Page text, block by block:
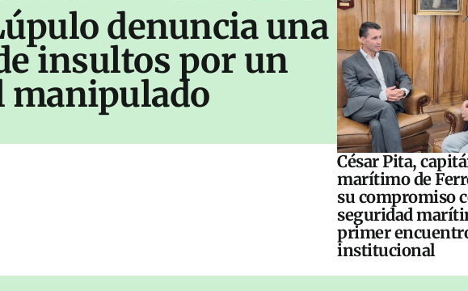
denuncia una
insultos por un
manipulado
César Pita,
marítimo de
su compromiso
seguridad
primer
institucional